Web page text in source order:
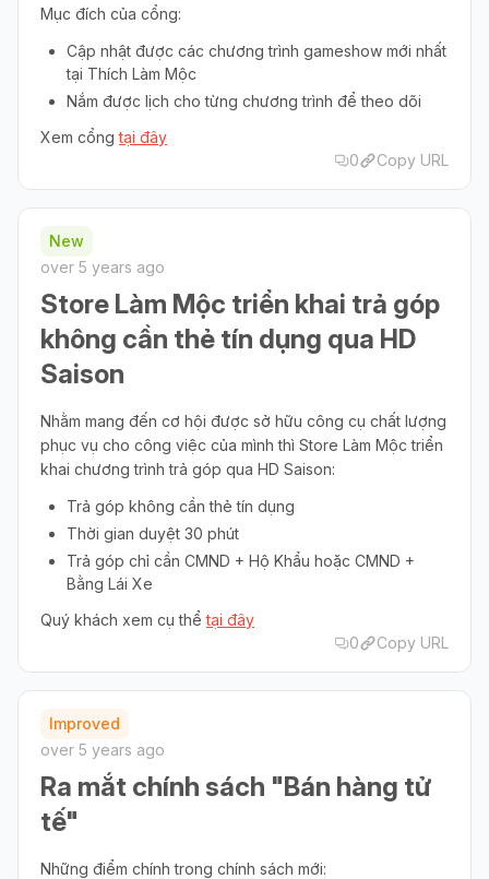
Mục đích của cổng:
Cập nhật được các chương trình gameshow mới nhất
tại Thích Làm Mộc
Nắm được lịch cho từng chương trình để theo dõi
Xem cổngtại đây
0
Copy URL
New
over 5 years ago
Store Làm Mộc triển khai trả góp
không cần thẻ tín dụng qua HD
Saison
Nhằm mang đến cơ hội được sở hữu công cụ chất lượng
phục vụ cho công việc của mình thì Store Làm Mộc triển
khai chương trình trả góp qua HD Saison:
Trả góp không cần thẻ tín dụng
Thời gian duyệt 30 phút
Trả góp chỉ cần CMND + Hộ Khẩu hoặc CMND +
Bằng Lái Xe
Quý khách xem cụ thểtại đây
0
Copy URL
Improved
over 5 years ago
Ra mắt chính sách "Bán hàng tử
tế"
Những điểm chính trong chính sách mới: